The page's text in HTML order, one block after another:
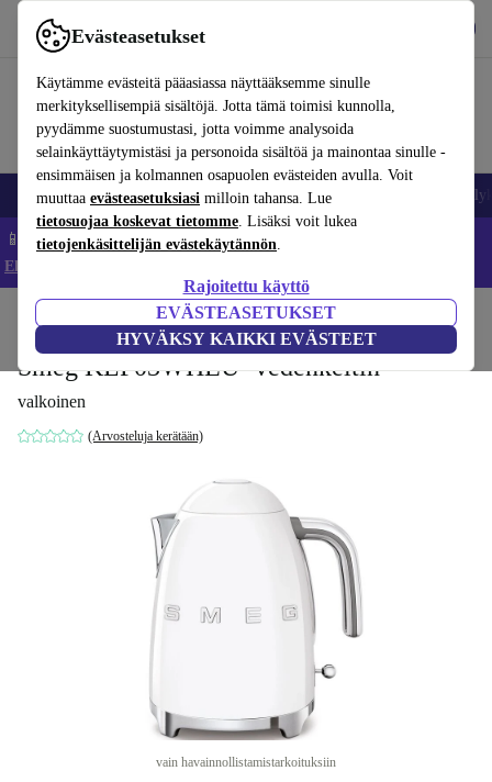
Evästeasetukset
Käytämme evästeitä pääasiassa näyttääksemme sinulle
merkityksellisempiä sisältöjä. Jotta tämä toimisi kunnolla,
pyydämme suostumustasi, jotta voimme analysoida
selainkäyttäytymistäsi ja personoida sisältöä ja mainontaa sinulle -
ensimmäisen ja kolmannen osapuolen evästeiden avulla. Voit
muuttaa evästeasetuksiasi milloin tahansa. Lue
tietosuojaa koskevat tietomme. Lisäksi voit lukea
tietojenkäsittelijän evästekäytännön.
Rajoitettu käyttö
EVÄSTEASETUKSET
HYVÄKSY KAIKKI EVÄSTEET
Käytä refurbed-palvelua nopeasti ja helposti
Matkapuhelimet ja älypuhelimet Kannettavat tietokoneet
📱 Säästä 5 % LISÄÄ iPhoneista – Koodi: IPHONEDEAL –
Ehdot ja säännöt
Aamiainen
Smeg KLF03WHEU -vedenkeitin
valkoinen
(Arvosteluja kerätään)
vain havainnollistamistarkoituksiin